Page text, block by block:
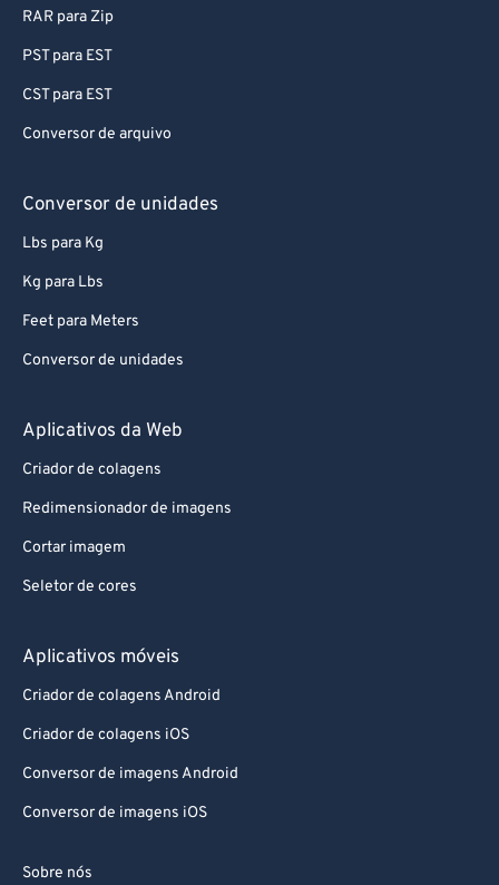
RAR para Zip
PST para EST
CST para EST
Conversor de arquivo
Conversor de unidades
Lbs para Kg
Kg para Lbs
Feet para Meters
Conversor de unidades
Aplicativos da Web
Criador de colagens
Redimensionador de imagens
Cortar imagem
Seletor de cores
Aplicativos móveis
Criador de colagens Android
Criador de colagens iOS
Conversor de imagens Android
Conversor de imagens iOS
Sobre nós